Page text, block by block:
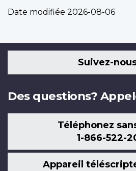
Date modifiée 2026-08-06
Suivez-
Des questions?
Téléphonez
1-866-522-
Appareil